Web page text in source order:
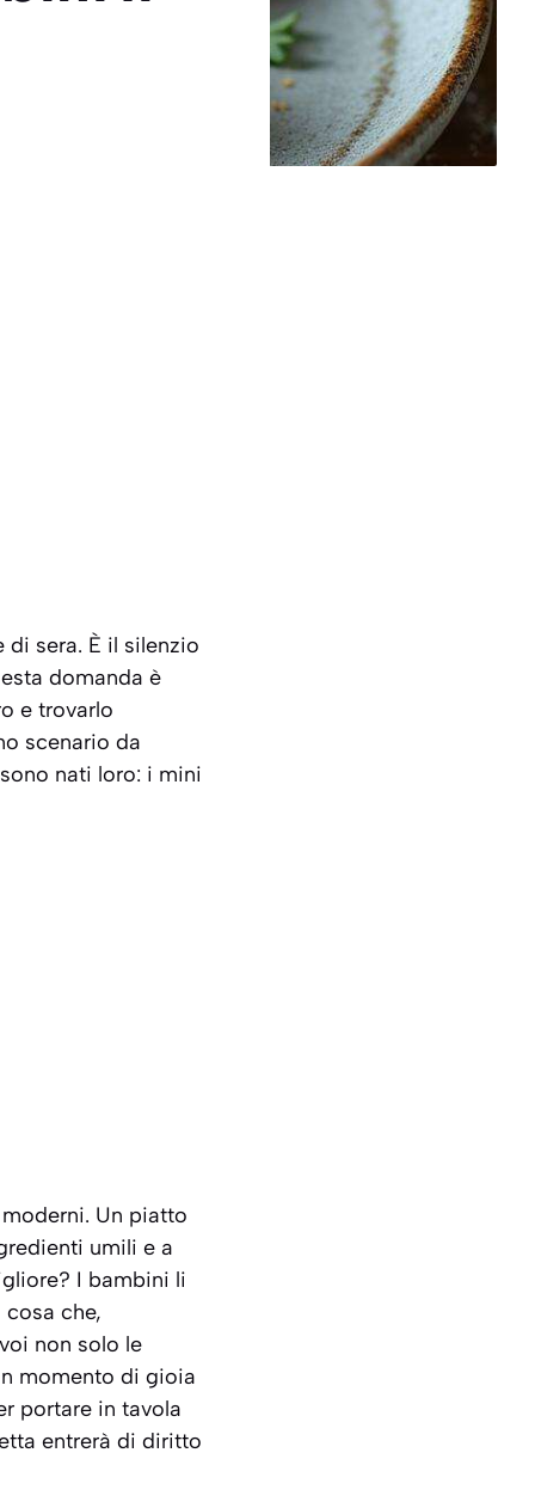
sera. È il silenzio
domanda è
e trovarlo
scenario da
nati loro: i mini
Un piatto
umili e a
I bambini li
che,
non solo le
momento di gioia
portare in tavola
entrerà di diritto